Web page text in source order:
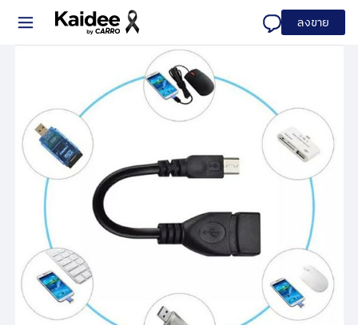
ลงขาย